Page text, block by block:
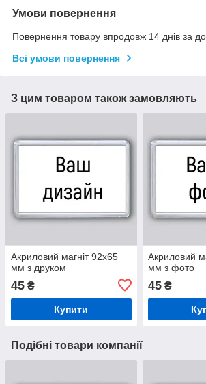
Умови повернення
Повернення товару впродовж 14 днів за
Всі умови повернення
З цим товаром також замовляють
Акриловий магніт 92х65
мм з друком
45 ₴
Купити
Акриловий
мм з фото
45₴
Подібні товари компанії